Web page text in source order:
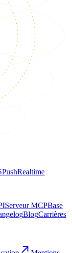
PushRealtime
Serveur MCPBase
BlogCarrières